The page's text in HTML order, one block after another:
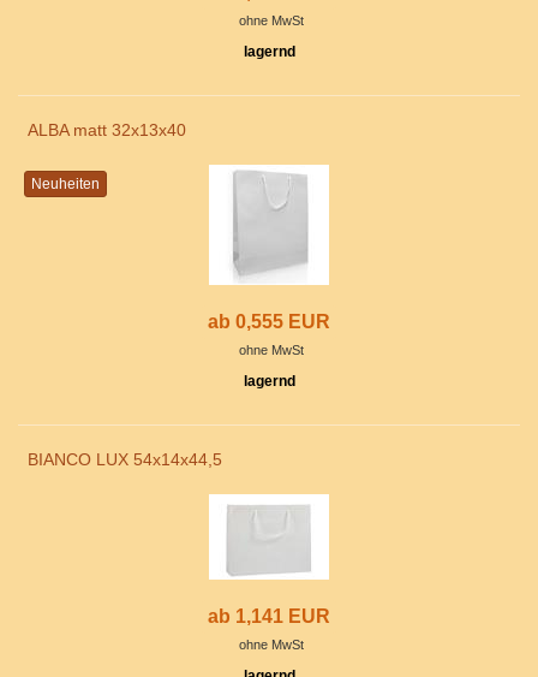
ohne MwSt
lagernd
ALBA matt 32x13x40
Neuheiten
ab 0,555 EUR
ohne MwSt
lagernd
BIANCO LUX 54x14x44,5
ab 1,141 EUR
ohne MwSt